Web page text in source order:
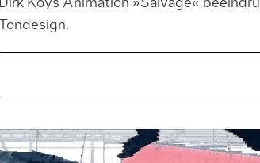
Dirk Koys Animation »Salvage«
Tondesign.